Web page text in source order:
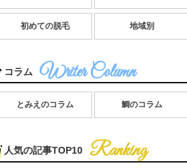
初めての脱毛 地域別
コラム
とみえのコラム 鯛のコラム
人気の記事TOP10